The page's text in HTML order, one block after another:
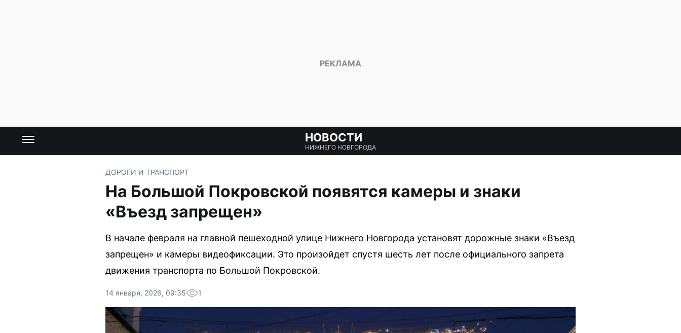
НОВОСТИ
НИЖНЕГО НОВГОРОДА
ДОРОГИ И ТРАНСПОРТ
На Большой Покровской появятся камеры и знаки
«Въезд запрещен»
В начале февраля на главной пешеходной улице Нижнего Новгорода установят дорожные знаки «Въезд
запрещен» и камеры видеофиксации. Это произойдет спустя шесть лет после официального запрета
движения транспорта по Большой Покровской.
14 января, 2026, 09:35 1